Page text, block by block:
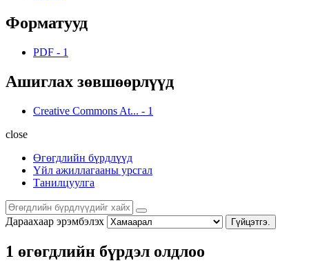
Форматууд
PDF - 1
Ашиглах зөвшөөрлүүд
Creative Commons At... - 1
close
Өгөгдлийн бүрдлүүд
Үйл ажиллагааны урсгал
Танилцуулга
Дараахаар эрэмбэлэх Гүйцэтгэ.
1 өгөгдлийн бүрдэл олдлоо